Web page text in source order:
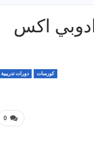
ادوبي اكس
كورسات دورات تدريبية
0